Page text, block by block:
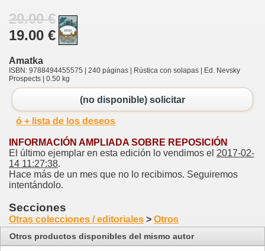
20.00 €
19.00 €
Amatka
ISBN: 9788494455575 | 240 páginas | Rústica con solapas | Ed. Nevsky
Prospects | 0.50 kg
(no disponible) solicitar
ó + lista de los deseos
INFORMACIÓN AMPLIADA SOBRE REPOSICIÓN
El último ejemplar en esta edición lo vendimos el 2017-02-
14 11:27:38.
Hace más de un mes que no lo recibimos. Seguiremos
intentándolo.
Secciones
Otras colecciones / editoriales > Otros
Otros productos disponibles del mismo autor